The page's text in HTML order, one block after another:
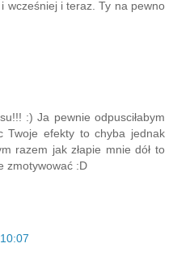
wcześniej i teraz. Ty na pewno
:) Ja pewnie odpusciłabym
Twoje efekty to chyba jednak
razem jak złapie mnie dół to
zmotywować :D